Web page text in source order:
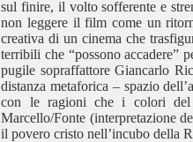
sul finire, il volto sofferente e
non leggere il film come un
creativa di un cinema che
terribili che “possono accadere”
pugile sopraffattore Giancarlo
distanza metaforica – spazio
con le ragioni che i colori del
Marcello/Fonte (interpretazione
il povero cristo nell’incubo della